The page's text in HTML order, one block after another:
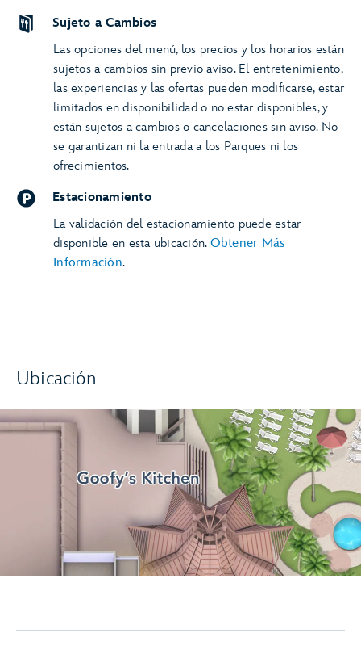
Ubicación
Sujeto a Cambios
Las opciones del menú, los precios y los horarios están
sujetos a cambios sin previo aviso. El entretenimiento,
las experiencias y las ofertas pueden modificarse, estar
limitados en disponibilidad o no estar disponibles, y
están sujetos a cambios o cancelaciones sin aviso. No
se garantizan ni la entrada a los Parques ni los
ofrecimientos.
Estacionamiento
La validación del estacionamiento puede estar
disponible en esta ubicación. Obtener Más
Información.